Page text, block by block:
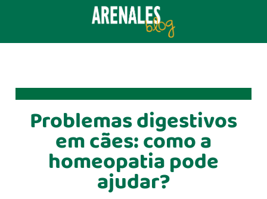
Problemas digestivos
em cães: como a
homeopatia pode
ajudar?